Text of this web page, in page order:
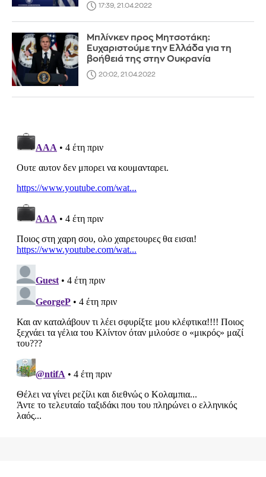
17:39, 21.04.2022
Μπλίνκεν προς Μητσοτάκη:
Ευχαριστούμε την Ελλάδα για τη
βοήθειά της στην Ουκρανία
20:02, 21.04.2022